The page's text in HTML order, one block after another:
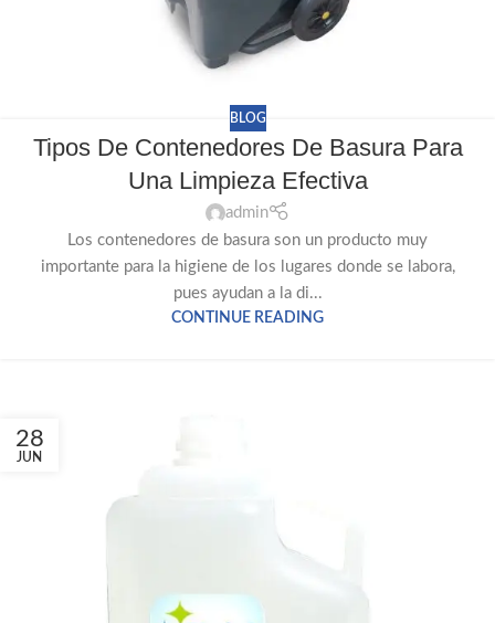
BLOG
Tipos De Contenedores De Basura Para
Una Limpieza Efectiva
admin
Los contenedores de basura son un producto muy
importante para la higiene de los lugares donde se labora,
pues ayudan a la di...
CONTINUE READING
28
JUN